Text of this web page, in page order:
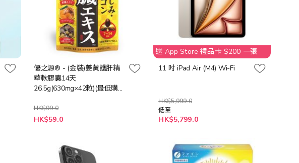
優之源® - (金裝)姜黃護肝精
華軟膠囊14天
26.5g(630mg×42粒)(最低購
HK$99.0
特
殊
HK$59.0
送 App Store 禮品卡 $200 一張
11 吋 iPad Air (M4) Wi-Fi
HK$5,999.0
低至
HK$5,799.0